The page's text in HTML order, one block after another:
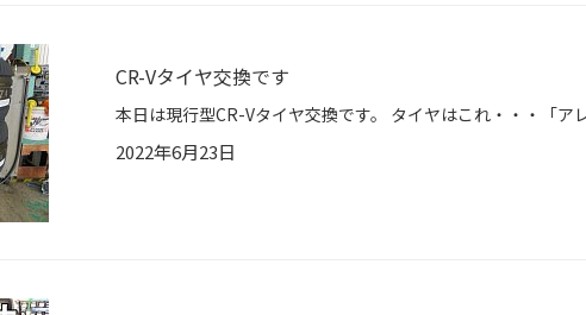
CR-Vタイヤ交換です
2022年6月23日